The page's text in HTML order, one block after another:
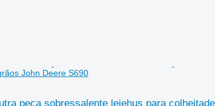
John Deere S690
peça sobressalente lejehus para